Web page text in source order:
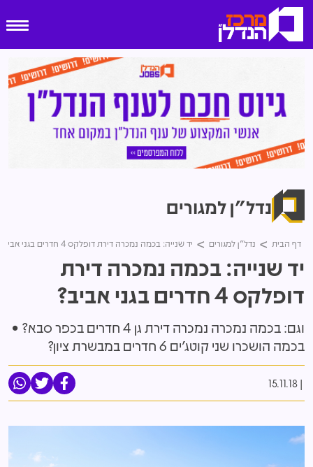
נדל"ן למגורים
דף הבית נדל"ן למגורים יד שנייה: בכמה נמכרה דירת דופלקס 4 חדרים בגני אביב?
יד שנייה: בכמה נמכרה דירת
דופלקס 4 חדרים בגני אביב?
וגם: בכמה נמכרה נמכרה דירת גן 4 חדרים בכפר סבא? •
בכמה הושכרו שני קוטג'ים 6 חדרים במבשרת ציון?
15.11.18